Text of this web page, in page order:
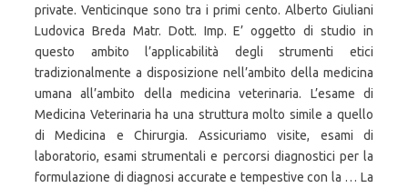
private. Venticinque sono tra i primi cento. Alberto Giuliani
Ludovica Breda Matr. Dott. Imp. E’ oggetto di studio in
questo ambito l’applicabilità degli strumenti etici
tradizionalmente a disposizione nell’ambito della medicina
umana all’ambito della medicina veterinaria. L’esame di
Medicina Veterinaria ha una struttura molto simile a quello
di Medicina e Chirurgia. Assicuriamo visite, esami di
laboratorio, esami strumentali e percorsi diagnostici per la
formulazione di diagnosi accurate e tempestive con la … La